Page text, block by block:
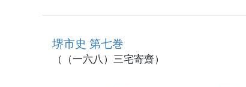
堺市史 第七巻
（（一六八）三宅寄齋）